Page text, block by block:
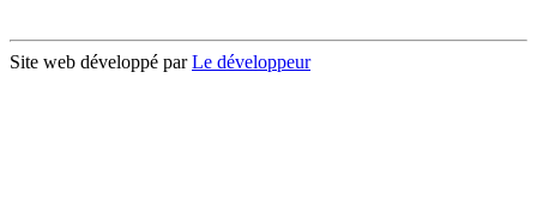
Site web développé parLe développeur